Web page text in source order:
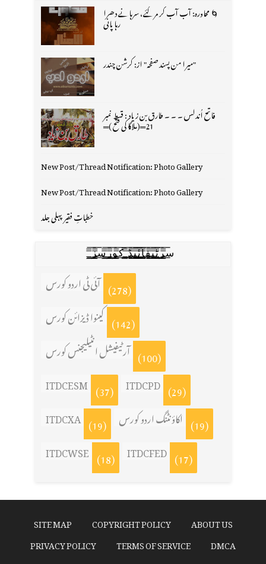
🌀 محاورہ: آب آب کر مر گئے، سرہانے دھرا
رہا پانی
"میرا من پسند صفحہ" از: کرشن چندر
فاتح اُندلس ۔ ۔ ۔ طارق بن زیاد : قسط نمبر
21═(ملاگا کی فتح )═
New Post/Thread Notification: Photo Gallery
New Post/Thread Notification: Photo Gallery
خطباتِ فقیر پہلی جلد
س̳̿͟͞ر̳̿͟͞ٹ̳̿͟͞ی̳̿͟͞ف̳̿͟͞ا̳̿͟͞ي̳̳̿ٔ̿͟͟͞͞ی̳̿͟͞ڈ̳̿͟͞ ̳̿͟͞ک̳̿͟͞و̳̿͟͞ر̳̿͟͞س̳̿͟͞ز̳̿͟͞
آئی ٹی اردو کورس (278)
کینوا ڈیزائن کورس (142)
آرٹیفیشل انٹیلیجنس کورس (100)
ITDCESM (37) ITDCPD (29)
ITDCXA (19) اکاؤنٹنگ اردو کورس (19)
ITDCWSE (18) ITDCFED (17)
ABOUT US
COPYRIGHT POLICY
SITE MAP
DMCA
TERMS OF SERVICE
PRIVACY POLICY